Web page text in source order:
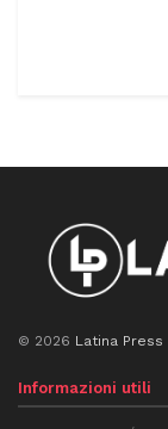
© 2026 Latina Press
Informazioni utili